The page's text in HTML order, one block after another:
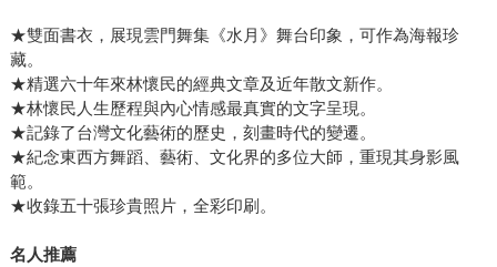
★雙面書衣，展現雲門舞集《水月》舞台印象，可作為海報珍
藏。
★精選六十年來林懷民的經典文章及近年散文新作。
★林懷民人生歷程與內心情感最真實的文字呈現。
★記錄了台灣文化藝術的歷史，刻畫時代的變遷。
★紀念東西方舞蹈、藝術、文化界的多位大師，重現其身影風
範。
★收錄五十張珍貴照片，全彩印刷。
名人推薦